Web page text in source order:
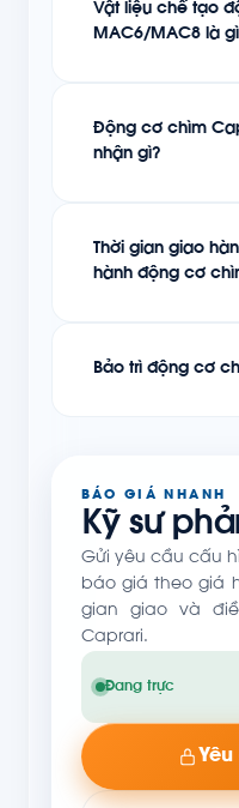
Vật liệu chế tạo
MAC6/MAC8 là
Động cơ chìm
nhận gì?
Thời gian giao
hành động cơ
Bảo trì động cơ
BÁO GIÁ NHANH
Kỹ sư
Gửi yêu cầu cấu
báo giá theo giá
gian giao và
Caprari.
Đang trực